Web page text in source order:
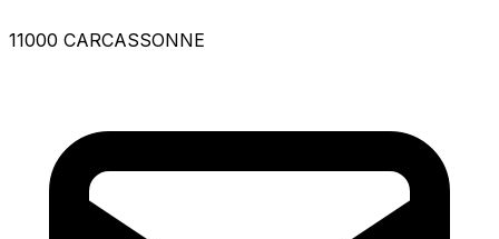
11000 CARCASSONNE